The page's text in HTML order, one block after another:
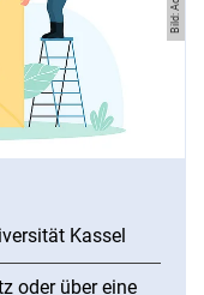
Kassel
oder über eine